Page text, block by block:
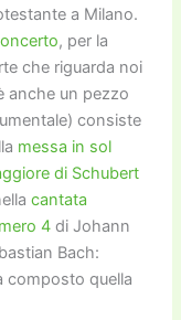
a Milano.
, per la
che riguarda noi
anche un pezzo
consiste
messa in sol
di Schubert
cantata
4di Johann
Bach:
composto quella